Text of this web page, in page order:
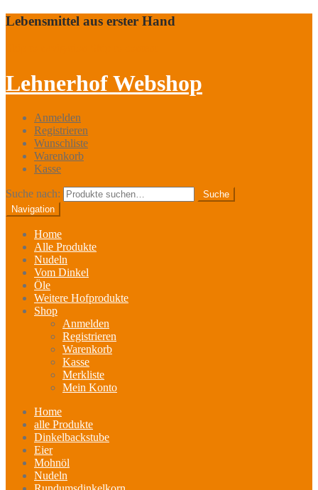
Lebensmittel aus erster Hand
Lehnerhof Webshop
Anmelden
Registrieren
Wunschliste
Warenkorb
Kasse
Suche nach:
Suche
Navigation
Home
Alle Produkte
Nudeln
Vom Dinkel
Öle
Weitere Hofprodukte
Shop
Anmelden
Registrieren
Warenkorb
Kasse
Merkliste
Mein Konto
Home
alle Produkte
Dinkelbackstube
Eier
Mohnöl
Nudeln